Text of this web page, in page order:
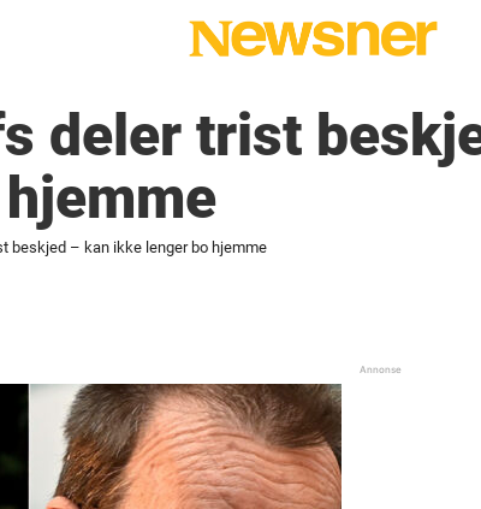
deler trist
beskjed – kan ikke lenger bo hjemme